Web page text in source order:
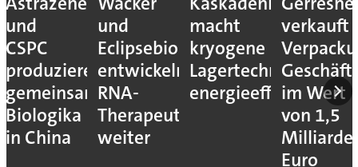
und
CSPC
produzieren
gemeinsam
Biologika
in China
und
Eclipsebio
entwickeln
RNA-
Therapeutika
weiter
macht
kryogene
Lagertechnik
energieeffizienter
verkauft
im Wert
von 1,5
Euro